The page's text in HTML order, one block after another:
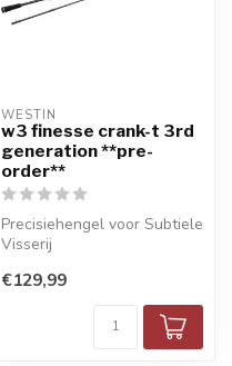
WESTIN
w3 finesse crank-t 3rd
generation **pre-
order**
Precisiehengel voor Subtiele
Visserij
€129,99